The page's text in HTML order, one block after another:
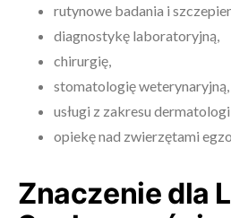
rutynowe badania i
diagnostykę laboratoryjną,
chirurgię,
stomatologię weterynaryjną,
usługi z zakresu
opiekę nad zwierzętami
Znaczenie dla